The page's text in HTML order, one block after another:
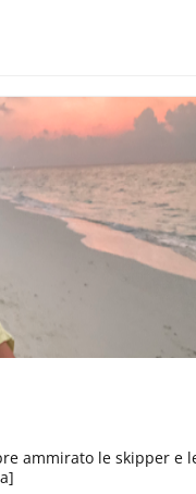
ammirato le skipper e